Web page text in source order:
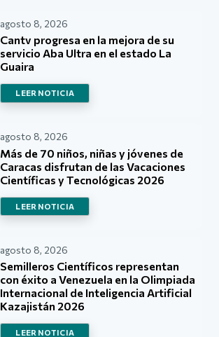
agosto 8, 2026
Cantv progresa en la mejora de su
servicio Aba Ultra en el estado La
Guaira
LEER NOTICIA
agosto 8, 2026
Más de 70 niños, niñas y jóvenes de
Caracas disfrutan de las Vacaciones
Científicas y Tecnológicas 2026
LEER NOTICIA
agosto 8, 2026
Semilleros Científicos representan
con éxito a Venezuela en la Olimpiada
Internacional de Inteligencia Artificial
Kazajistán 2026
LEER NOTICIA